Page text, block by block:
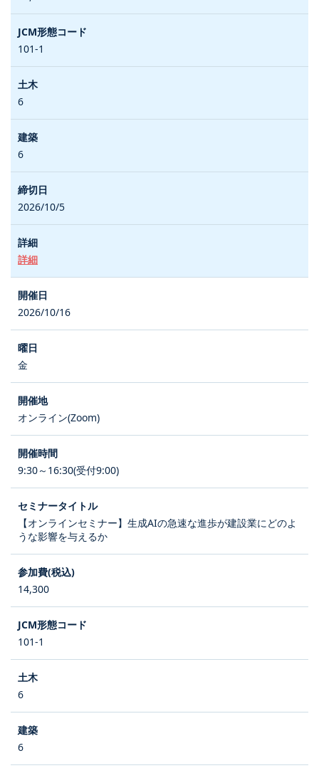
101-1
6
6
2026/10/5
詳細
2026/10/16
金
オンライン(Zoom)
9:30～16:30(受付9:00)
【オンラインセミナー】生成AIの急速な進歩が建設業にどのよ
うな影響を与えるか
14,300
101-1
6
6